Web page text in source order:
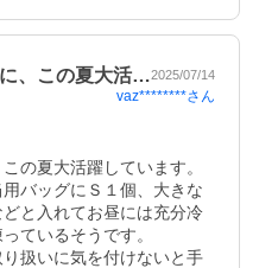
、この夏大活…2025/07/14
vaz********さん
の夏大活躍しています。
バッグにＳ１個、大きな
と入れてお昼には充分冷
ているそうです。
扱いに気を付けないと手